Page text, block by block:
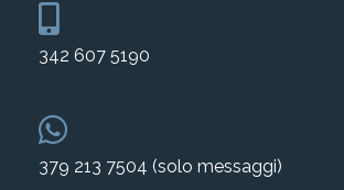
342 607 5190
379 213 7504 (solo messaggi)